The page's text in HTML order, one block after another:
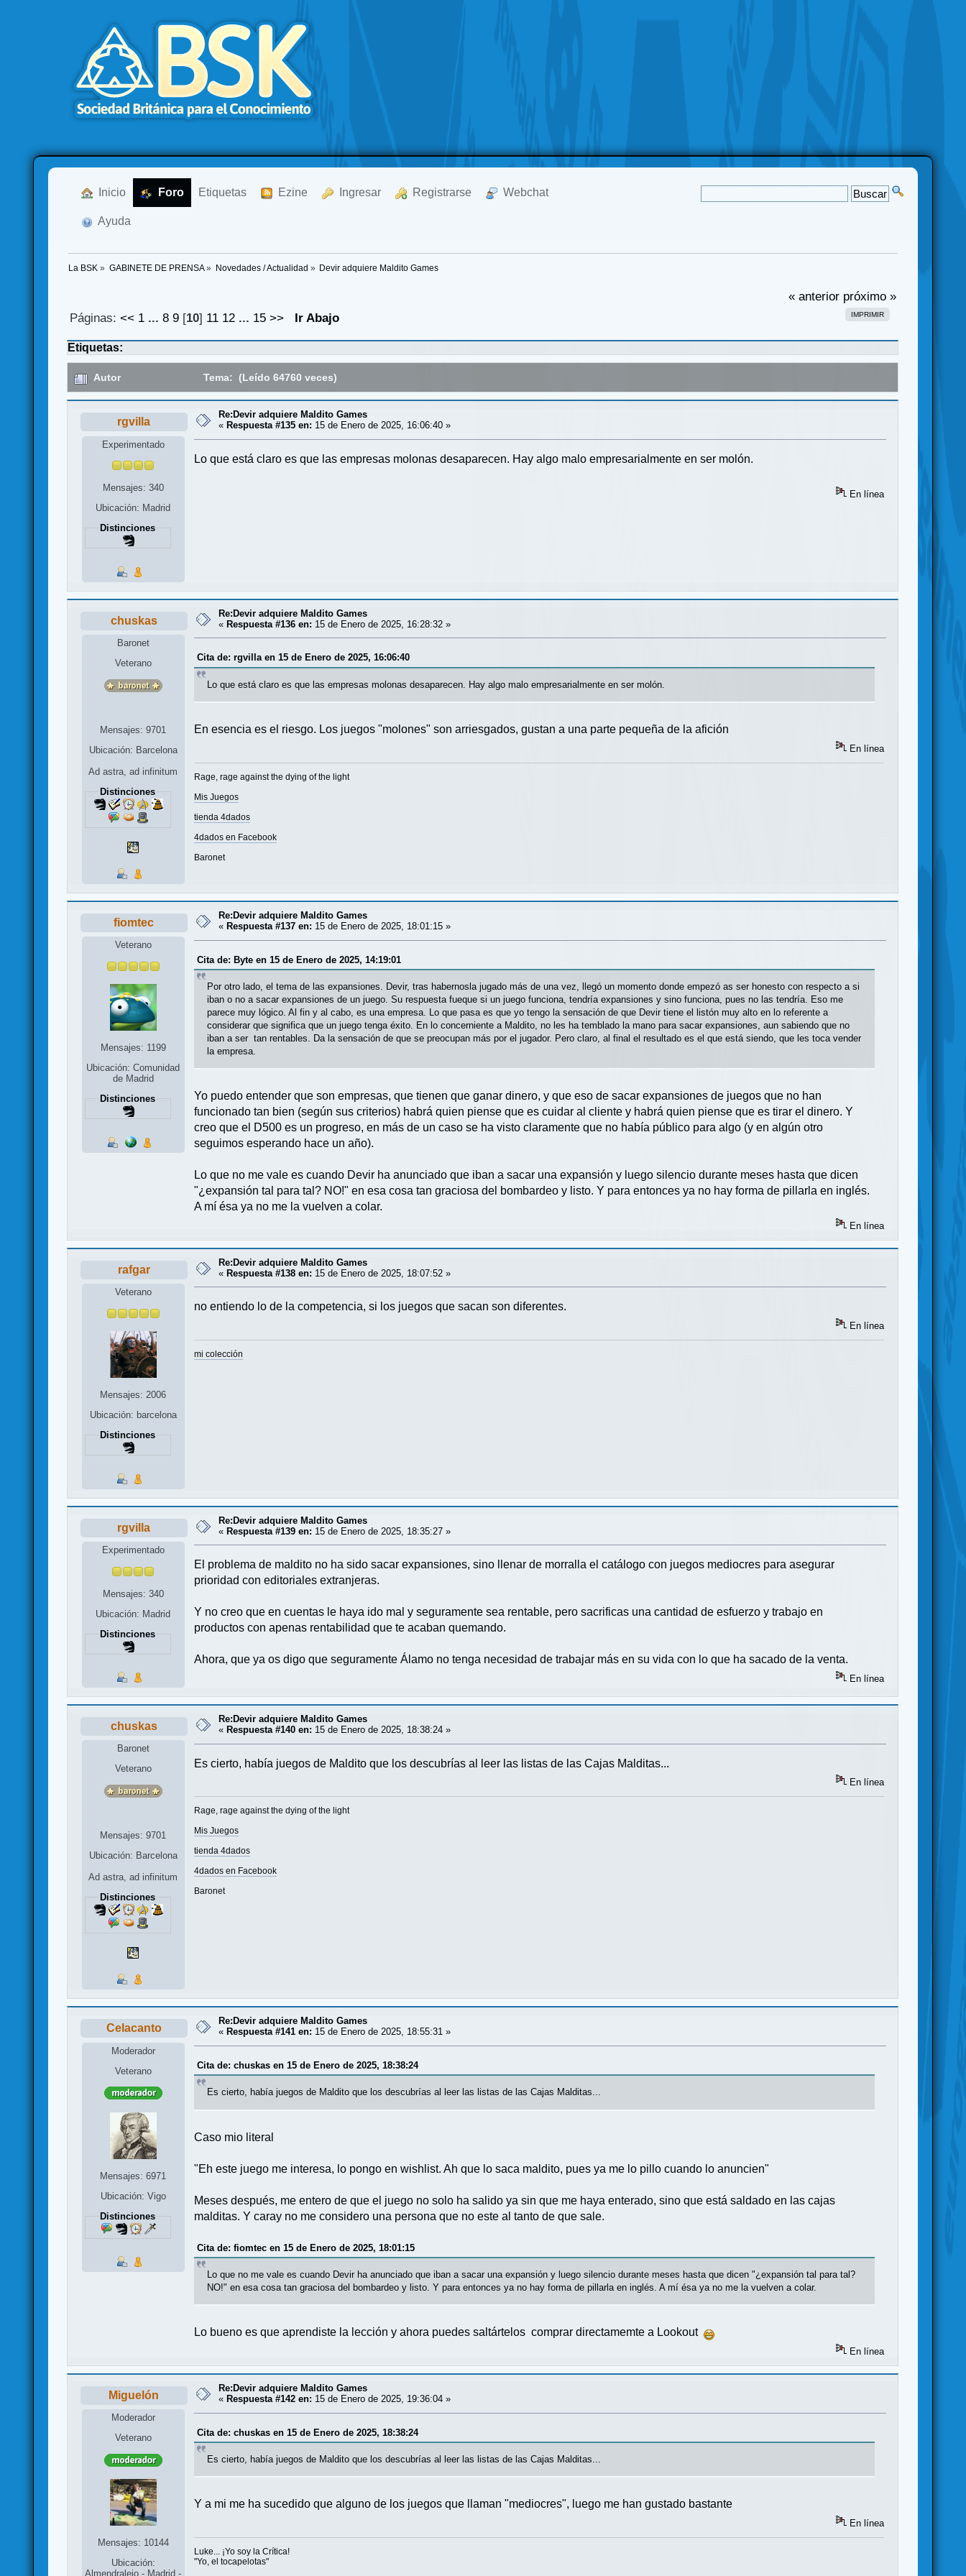
Inicio Foro Etiquetas Ezine Ingresar Registrarse Webchat
Ayuda
La BSK » GABINETE DE PRENSA» Novedades / Actualidad » Devir adquiere Maldito Games
« anterior próximo »
IMPRIMIR
Páginas: << 1 ... 8 9[10] 11 12 ... 15 >> Ir Abajo
Etiquetas:
Autor Tema: (Leído 64760 veces)
rgvilla
Experimentado
Mensajes: 340
Ubicación: Madrid
Distinciones
Re:Devir adquiere Maldito Games
« Respuesta #135 en: 15 de Enero de 2025, 16:06:40 »
Lo que está claro es que las empresas molonas desaparecen. Hay algo malo empresarialmente en ser molón.
En línea
chuskas
Baronet
Veterano
Mensajes: 9701
Ubicación: Barcelona
Ad astra, ad infinitum
Distinciones
Re:Devir adquiere Maldito Games
«Respuesta #136 en: 15 de Enero de 2025, 16:28:32 »
Cita de: rgvilla en 15 de Enero de 2025, 16:06:40
Lo que está claro es que las empresas molonas desaparecen. Hay algo malo empresarialmente en ser molón.
En esencia es el riesgo. Los juegos "molones" son arriesgados, gustan a una parte pequeña de la afición
En línea
Rage, rage against the dying of the light
Mis Juegos
tienda 4dados
4dados en Facebook
Baronet
fiomtec
Veterano
Mensajes: 1199
Ubicación: Comunidad
de Madrid
Distinciones
Re:Devir adquiere Maldito Games
« Respuesta #137 en: 15 de Enero de 2025, 18:01:15 »
Cita de: Byte en 15 de Enero de 2025, 14:19:01
Por otro lado, el tema de las expansiones. Devir, tras habernosla jugado más de una vez, llegó un momento donde empezó as ser honesto con respecto a si
iban o no a sacar expansiones de un juego. Su respuesta fueque si un juego funciona, tendría expansiones y sino funciona, pues no las tendría. Eso me
parece muy lógico. Al fin y al cabo, es una empresa. Lo que pasa es que yo tengo la sensación de que Devir tiene el listón muy alto en lo referente a
considerar que significa que un juego tenga éxito. En lo concerniente a Maldito, no les ha temblado la mano para sacar expansiones, aun sabiendo que no
iban a ser tan rentables. Da la sensación de que se preocupan más por el jugador. Pero claro, al final el resultado es el que está siendo, que les toca vender
la empresa.
Yo puedo entender que son empresas, que tienen que ganar dinero, y que eso de sacar expansiones de juegos que no han
funcionado tan bien (según sus criterios) habrá quien piense que es cuidar al cliente y habrá quien piense que es tirar el dinero. Y
creo que el D500 es un progreso, en más de un caso se ha visto claramente que no había público para algo (y en algún otro
seguimos esperando hace un año).
Lo que no me vale es cuando Devir ha anunciado que iban a sacar una expansión y luego silencio durante meses hasta que dicen
"¿expansión tal para tal? NO!" en esa cosa tan graciosa del bombardeo y listo. Y para entonces ya no hay forma de pillarla en inglés.
A mí ésa ya no me la vuelven a colar.
En línea
rafgar
Veterano
Mensajes: 2006
Ubicación: barcelona
Distinciones
Re:Devir adquiere Maldito Games
« Respuesta #138 en: 15 de Enero de 2025, 18:07:52 »
no entiendo lo de la competencia, si los juegos que sacan son diferentes.
En línea
mi colección
rgvilla
Experimentado
Mensajes: 340
Ubicación: Madrid
Distinciones
Re:Devir adquiere Maldito Games
«Respuesta #139 en: 15 de Enero de 2025, 18:35:27 »
El problema de maldito no ha sido sacar expansiones, sino llenar de morralla el catálogo con juegos mediocres para asegurar
prioridad con editoriales extranjeras.
Y no creo que en cuentas le haya ido mal y seguramente sea rentable, pero sacrificas una cantidad de esfuerzo y trabajo en
productos con apenas rentabilidad que te acaban quemando.
Ahora, que ya os digo que seguramente Álamo no tenga necesidad de trabajar más en su vida con lo que ha sacado de la venta.
En línea
chuskas
Baronet
Veterano
Mensajes: 9701
Ubicación: Barcelona
Ad astra, ad infinitum
Distinciones
Re:Devir adquiere Maldito Games
« Respuesta #140 en: 15 de Enero de 2025, 18:38:24 »
Es cierto, había juegos de Maldito que los descubrías al leer las listas de las Cajas Malditas...
En línea
Rage, rage against the dying of the light
Mis Juegos
tienda 4dados
4dados en Facebook
Baronet
Celacanto
Moderador
Veterano
Mensajes: 6971
Ubicación: Vigo
Distinciones
Re:Devir adquiere Maldito Games
« Respuesta #141 en: 15 de Enero de 2025, 18:55:31 »
Cita de: chuskas en 15 de Enero de 2025, 18:38:24
Es cierto, había juegos de Maldito que los descubrías al leer las listas de las Cajas Malditas...
Caso mio literal
"Eh este juego me interesa, lo pongo en wishlist. Ah que lo saca maldito, pues ya me lo pillo cuando lo anuncien"
Meses después, me entero de que el juego no solo ha salido ya sin que me haya enterado, sino que está saldado en las cajas
malditas. Y caray no me considero una persona que no este al tanto de que sale.
Cita de: fiomtec en 15 de Enero de 2025, 18:01:15
Lo que no me vale es cuando Devir ha anunciado que iban a sacar una expansión y luego silencio durante meses hasta que dicen "¿expansión tal para tal?
NO!" en esa cosa tan graciosa del bombardeo y listo. Y para entonces ya no hay forma de pillarla en inglés. A mí ésa ya no me la vuelven a colar.
Lo bueno es que aprendiste la lección y ahora puedes saltártelos comprar directamemte a Lookout
En línea
Miguelón
Moderador
Veterano
Mensajes: 10144
Ubicación:
Almendralejo - Madrid -
Re:Devir adquiere Maldito Games
« Respuesta #142 en: 15 de Enero de 2025, 19:36:04 »
Cita de: chuskas en 15 de Enero de 2025, 18:38:24
Es cierto, había juegos de Maldito que los descubrías al leer las listas de las Cajas Malditas...
Y a mi me ha sucedido que alguno de los juegos que llaman "mediocres", luego me han gustado bastante
En línea
Luke... ¡Yo soy la Crítica!
"Yo, el tocapelotas"